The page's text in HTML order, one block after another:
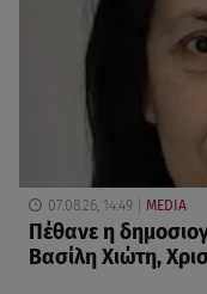
07.08.26, 14:49 MEDIA
Πέθανε η
Βασίλη Χιώτη,